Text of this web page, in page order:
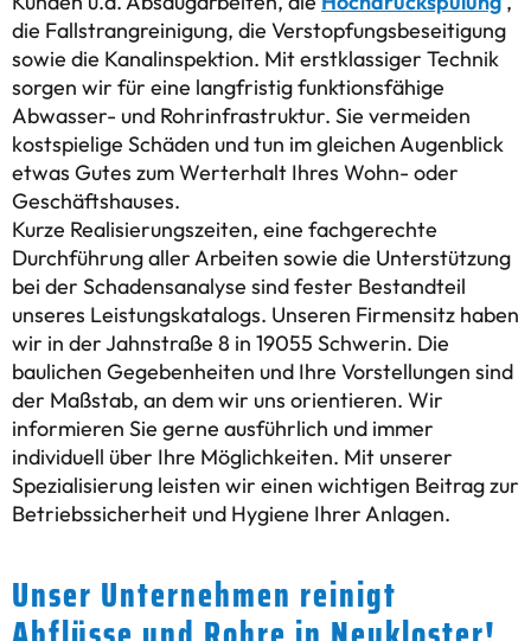
die Fallstrangreinigung, die Verstopfungsbeseitigung
sowie die Kanalinspektion. Mit erstklassiger Technik
sorgen wir für eine langfristig funktionsfähige
Abwasser- und Rohrinfrastruktur. Sie vermeiden
kostspielige Schäden und tun im gleichen Augenblick
etwas Gutes zum Werterhalt Ihres Wohn- oder
Geschäftshauses.
Kurze Realisierungszeiten, eine fachgerechte
Durchführung aller Arbeiten sowie die Unterstützung
bei der Schadensanalyse sind fester Bestandteil
unseres Leistungskatalogs. Unseren Firmensitz haben
wir in der Jahnstraße 8 in 19055 Schwerin. Die
baulichen Gegebenheiten und Ihre Vorstellungen sind
der Maßstab, an dem wir uns orientieren. Wir
informieren Sie gerne ausführlich und immer
individuell über Ihre Möglichkeiten. Mit unserer
Spezialisierung leisten wir einen wichtigen Beitrag zur
Betriebssicherheit und Hygiene Ihrer Anlagen.
Unser Unternehmen reinigt